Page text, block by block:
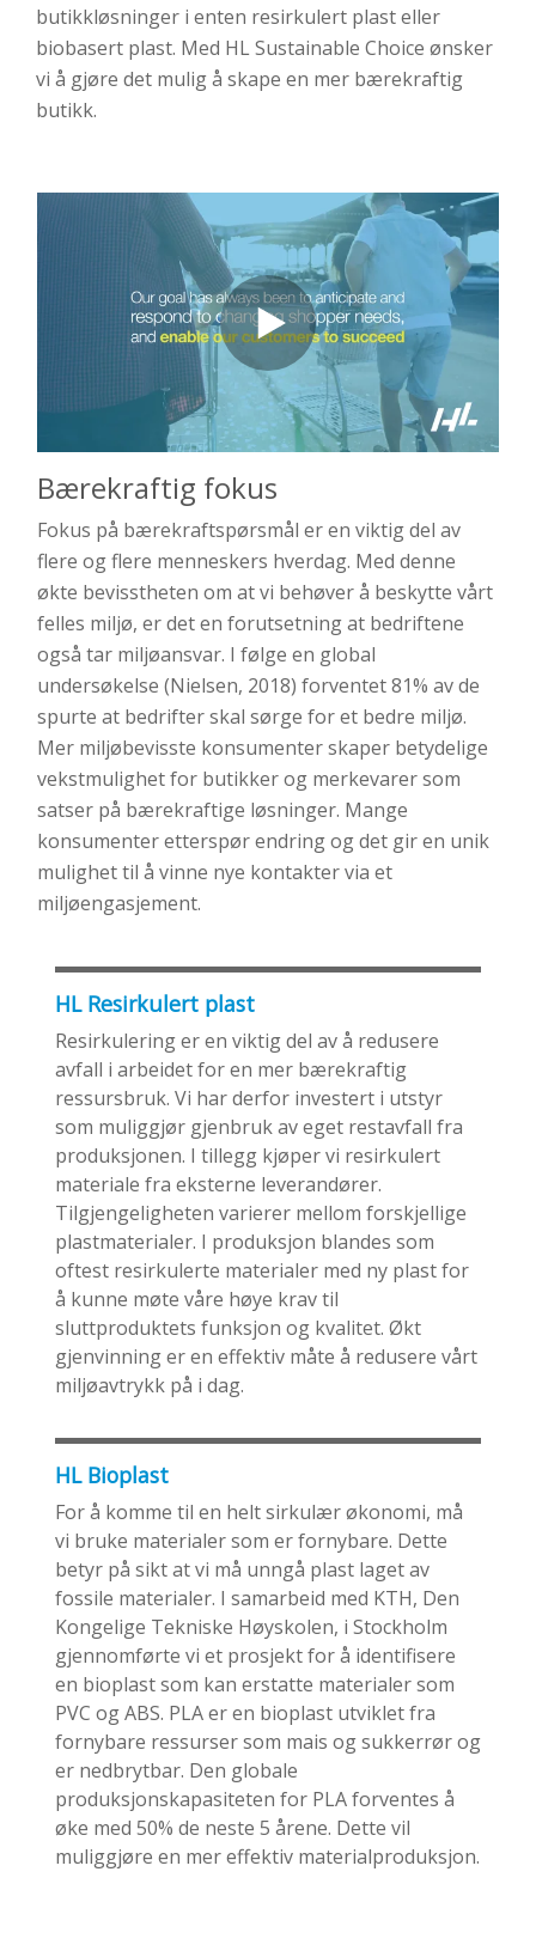
butikkløsninger i enten resirkulert plast eller
biobasert plast. Med HL Sustainable Choice ønsker
vi å gjøre det mulig å skape en mer bærekraftig
butikk.
Bærekraftig fokus
Fokus på bærekraftspørsmål er en viktig del av
flere og flere menneskers hverdag. Med denne
økte bevisstheten om at vi behøver å beskytte vårt
felles miljø, er det en forutsetning at bedriftene
også tar miljøansvar. I følge en global
undersøkelse (Nielsen, 2018) forventet 81% av de
spurte at bedrifter skal sørge for et bedre miljø.
Mer miljøbevisste konsumenter skaper betydelige
vekstmulighet for butikker og merkevarer som
satser på bærekraftige løsninger. Mange
konsumenter etterspør endring og det gir en unik
mulighet til å vinne nye kontakter via et
miljøengasjement.
HL Resirkulert plast
Resirkulering er en viktig del av å redusere
avfall i arbeidet for en mer bærekraftig
ressursbruk. Vi har derfor investert i utstyr
som muliggjør gjenbruk av eget restavfall fra
produksjonen. I tillegg kjøper vi resirkulert
materiale fra eksterne leverandører.
Tilgjengeligheten varierer mellom forskjellige
plastmaterialer. I produksjon blandes som
oftest resirkulerte materialer med ny plast for
å kunne møte våre høye krav til
sluttproduktets funksjon og kvalitet. Økt
gjenvinning er en effektiv måte å redusere vårt
miljøavtrykk på i dag.
HL Bioplast
For å komme til en helt sirkulær økonomi, må
vi bruke materialer som er fornybare. Dette
betyr på sikt at vi må unngå plast laget av
fossile materialer. I samarbeid med KTH, Den
Kongelige Tekniske Høyskolen, i Stockholm
gjennomførte vi et prosjekt for å identifisere
en bioplast som kan erstatte materialer som
PVC og ABS. PLA er en bioplast utviklet fra
fornybare ressurser som mais og sukkerrør og
er nedbrytbar. Den globale
produksjonskapasiteten for PLA forventes å
øke med 50% de neste 5 årene. Dette vil
muliggjøre en mer effektiv materialproduksjon.